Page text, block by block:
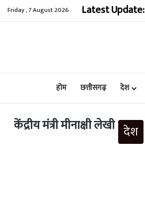
Friday , 7 August 2026 Latest Update:
होम छत्तीसगढ़ देश
केंद्रीय मंत्री मीनाक्षी लेखी देश